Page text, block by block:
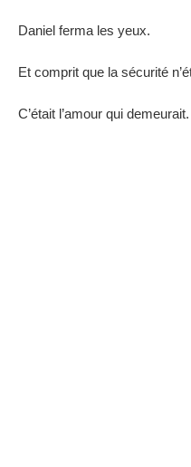
Daniel ferma les yeux.
Et comprit que la sécurité
C’était l’amour qui demeurait.